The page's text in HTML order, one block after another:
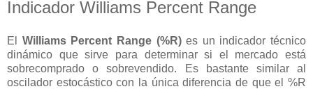
Indicador Williams Percent Range
El Williams Percent Range (%R)es un indicador técnico
dinámico que sirve para determinar si el mercado está
sobrecomprado o sobrevendido. Es bastante similar al
oscilador estocástico con la única diferencia de que el %R